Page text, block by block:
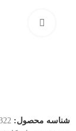
شناسه محصول: